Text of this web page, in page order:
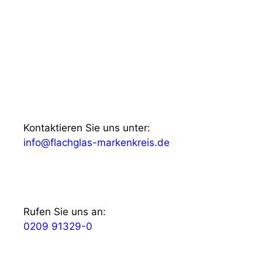
Kontaktieren Sie uns unter:
info@flachglas-markenkreis.de
Rufen Sie uns an:
0209 91329-0